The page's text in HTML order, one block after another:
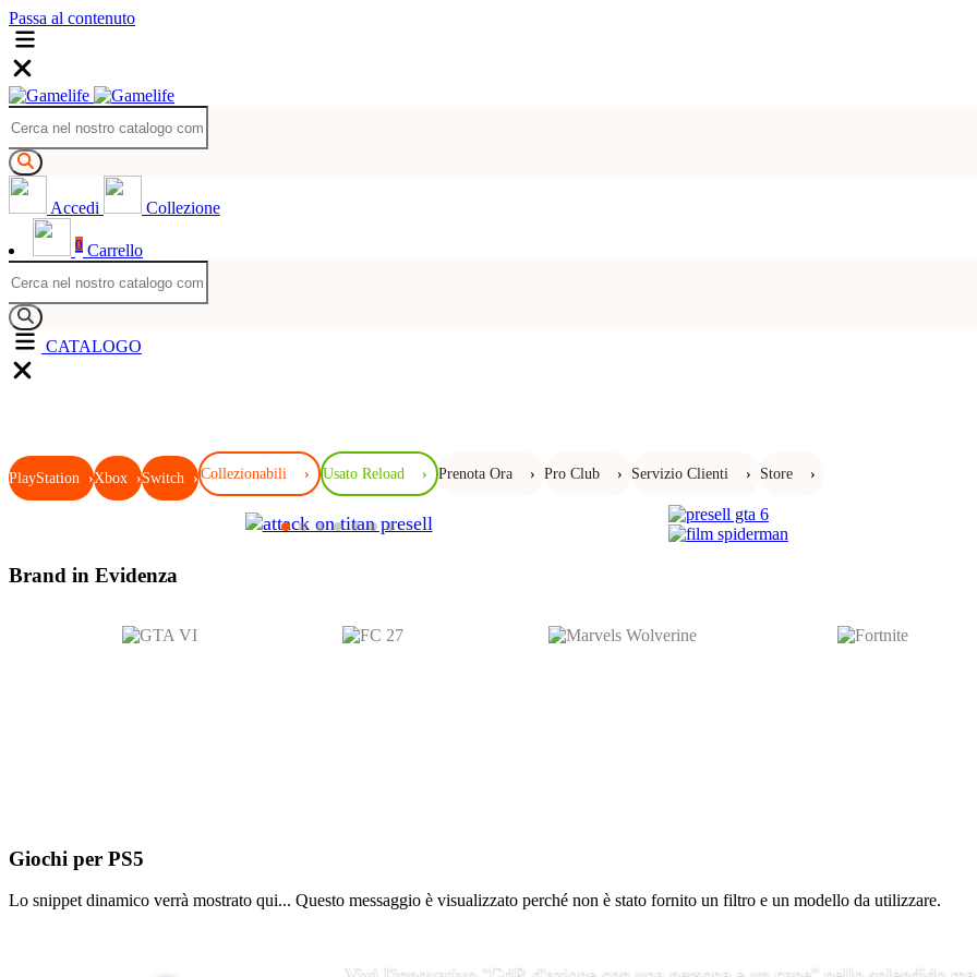
Passa al contenuto
Accedi Collezione
0 Carrello
CATALOGO
PlayStation ›Xbox ›Switch ›Collezionabili › Usato Reload › Prenota Ora › Pro Club › Servizio Clienti › Store ›
Brand in Evidenza
Giochi per PS5
Lo snippet dinamico verrà mostrato qui... Questo messaggio è visualizzato perché non è stato fornito un filtro e un modello da utilizzare.